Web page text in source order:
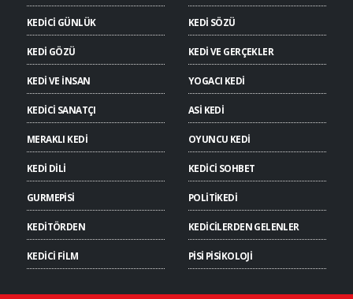
KEDİCİ GÜNLÜK KEDİ SÖZÜ
KEDİ GÖZÜ KEDİ VE GERÇEKLER
KEDİ VE İNSAN YOGACI KEDİ
KEDİCİ SANATÇI ASİ KEDİ
MERAKLI KEDİ OYUNCU KEDİ
KEDİ DİLİ KEDİCİ SOHBET
GURMEPİSİ POLİTİKEDİ
KEDİTÖRDEN KEDİCİLERDEN GELENLER
KEDİCİ FİLM PİSİ PİSİKOLOJİ